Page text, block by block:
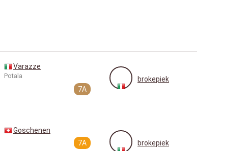
Varazze
Potala
7A
brokepiek
Goschenen
7A
brokepiek